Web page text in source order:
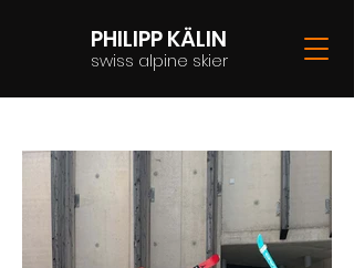
PHILIPP KÄLIN
swiss alpine skier